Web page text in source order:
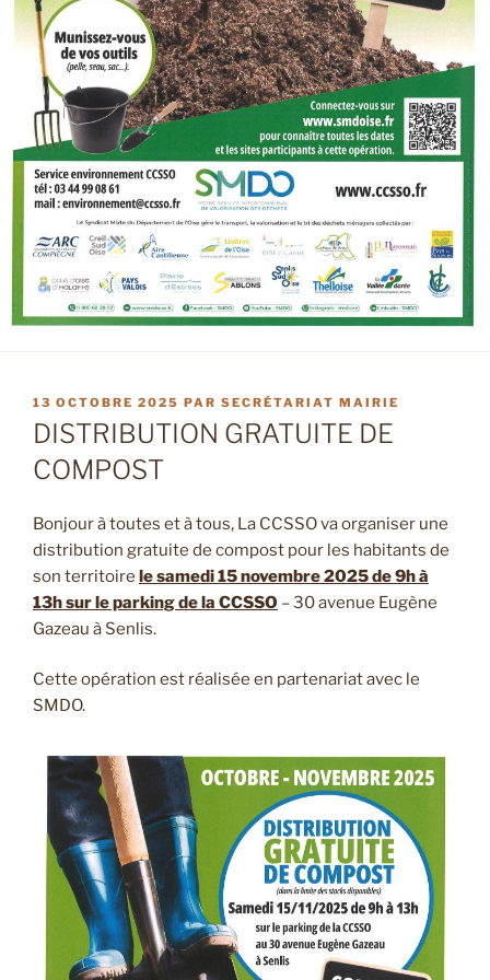
PUBLIÉ
LE
13 OCTOBRE 2025 PAR SECRÉTARIAT MAIRIE
DISTRIBUTION GRATUITE DE
COMPOST
Bonjour à toutes et à tous, La CCSSO va organiser une
distribution gratuite de compost pour les habitants de
son territoire le samedi 15 novembre 2025 de 9h à
13h sur le parking de la CCSSO – 30 avenue Eugène
Gazeau à Senlis.
Cette opération est réalisée en partenariat avec le
SMDO.